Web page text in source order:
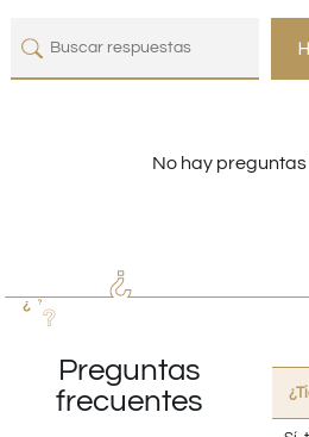
No hay
Preguntas
frecuentes